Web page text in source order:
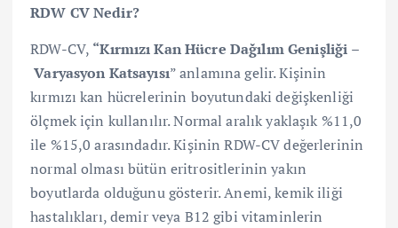
RDW CV Nedir?
RDW-CV, “Kırmızı Kan Hücre Dağılım Genişliği –
Varyasyon Katsayısı” anlamına gelir. Kişinin
kırmızı kan hücrelerinin boyutundaki değişkenliği
ölçmek için kullanılır. Normal aralık yaklaşık %11,0
ile %15,0 arasındadır. Kişinin RDW-CV değerlerinin
normal olması bütün eritrositlerinin yakın
boyutlarda olduğunu gösterir. Anemi, kemik iliği
hastalıkları, demir veya B12 gibi vitaminlerin